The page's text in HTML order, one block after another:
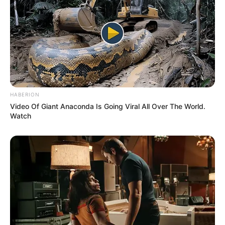
A kommentelők egy része szerint ez már nem
szórakoztató, hanem kifejezetten idegesítő, és
többen azt írták, hogy emiatt inkább nem nézik
tovább a műsort, mert úgy érzik, a konyhai
szakmaiság háttérbe szorul a karakterdrámák
akinek hangos, túlfűtött reakciói és minden
instrukciót egy oktávval magasabban kommentáló
stílusa sok nézőnél kiverte a biztosítékot, különösen
egy állítólagos jelenet után, amikor így kérdezett
vissza: „Séééf, de akkor most a konfitálás az
tulajdonképpen főzés… vagy nem főzés… vagy félig
HABERION
Video Of Giant Anaconda Is Going Viral All Over The World.
Watch